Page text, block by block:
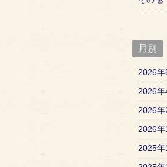
月別
2026
2026
2026
2026
2025